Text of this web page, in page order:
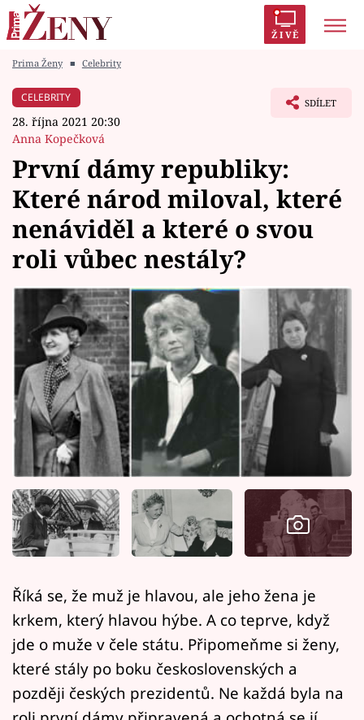
ŽIVĚ
Módní alarm
Témata
Celebrity
Vztahy
Seriály
Horoskopy
Sledujte prima+
Filmový festival Karlovy Vary
Pořady
Mámy sobě
Sledujte nás
Prima Ženy ■ Celebrity
CELEBRITY
28. října 2021 20:30
Anna Kopečková
SDÍLET
První dámy republiky:
Které národ miloval, které
nenáviděl a které o svou
roli vůbec nestály?
Říká se, že muž je hlavou, ale jeho žena je
krkem, který hlavou hýbe. A co teprve, když
jde o muže v čele státu. Připomeňme si ženy,
které stály po boku československých a
později českých prezidentů. Ne každá byla na